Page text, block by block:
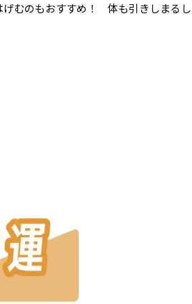
むのもおすすめ！ 体も引きしまる